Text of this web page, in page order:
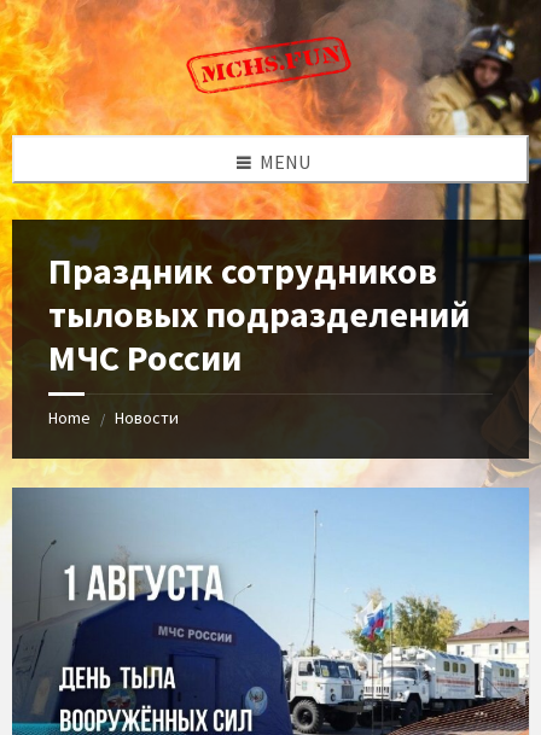
Skip
to
content
Skip
to
left
sidebar
Skip
to
footer
MENU
Праздник сотрудников
тыловых подразделений
МЧС России
Home / Новости